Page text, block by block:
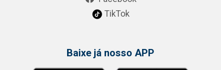
TikTok
Baixe já nosso APP